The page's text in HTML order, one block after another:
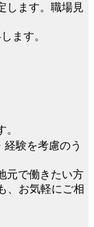
します。職場見
ます。
験を考慮のう
元で働きたい方
、お気軽にご相